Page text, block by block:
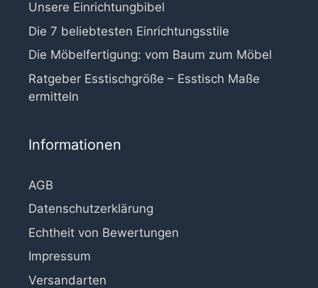
Unsere Einrichtungbibel
Die 7 beliebtesten Einrichtungsstile
Die Möbelfertigung: vom Baum zum Möbel
Ratgeber Esstischgröße – Esstisch Maße
ermitteln
Informationen
AGB
Datenschutzerklärung
Echtheit von Bewertungen
Impressum
Versandarten